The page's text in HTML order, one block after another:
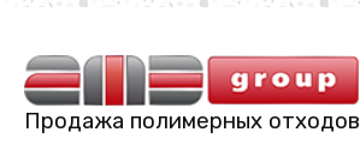
Продажа полимерных отходов